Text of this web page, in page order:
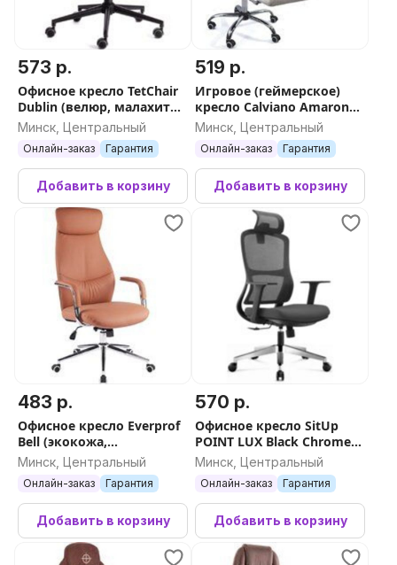
573 р.
Офисное кресло TetChair
Dublin (велюр, малахит
089)
Минск, Центральный
Онлайн-заказ Гарантия
Добавить в корзину
519 р.
Игровое (геймерское)
кресло Calviano Amarone
(beige plush)
Минск, Центральный
Онлайн-заказ Гарантия
Добавить в корзину
483 р.
Офисное кресло Everprof
Bell (экокожа,
коричневый)
Минск, Центральный
Онлайн-заказ Гарантия
Добавить в корзину
570 р.
Офисное кресло SitUp
POINT LUX Black Chrome
(сетка Black/ Black)
Минск, Центральный
Онлайн-заказ Гарантия
Добавить в корзину